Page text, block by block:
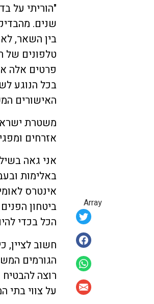
Array
"הוריתי על
שנים.
בין השאר,
טלפונים של
פרטים אלה
בכל הנוגע
האישורים
משטרת
אזרחים
אני גאה
באלימות
אינטרס
ביטחון
הכל בכדי
חשוב לציין,
הגורמים
רוצה
על צווי